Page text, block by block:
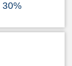
30%